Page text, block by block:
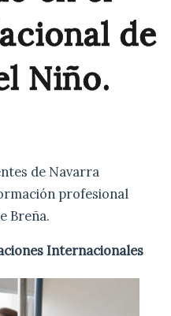
de
Niño.
de Navarra
profesional
Breña.
Internacionales